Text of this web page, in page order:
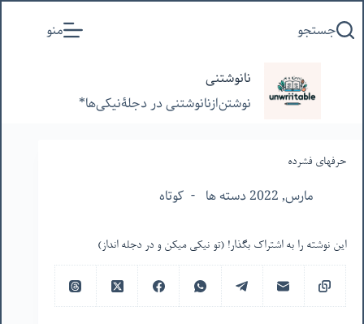
به
جستجو منو
نانوشتنی
نوشتن‌از‌نانوشتنی‌ در‌ دجلۀنیکی‌ها*
حرفهای فشرده
مارس, 2022 دسته ها کوتاه
این نوشته را به اشتراک بگذار! (تو نیکی میکن و در دجله انداز)